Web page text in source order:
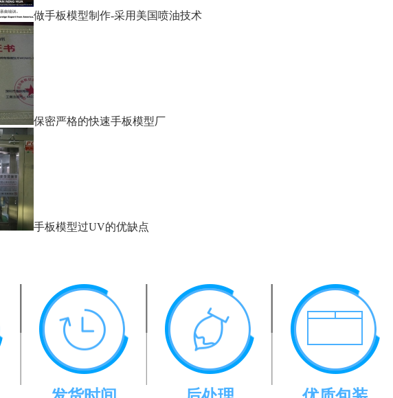
做手板模型制作-采用美国喷油技术
保密严格的快速手板模型厂
手板模型过UV的优缺点